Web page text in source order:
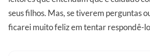
seus filhos. Mas, se tiverem perguntas
ficarei muito feliz em tentar respondê-